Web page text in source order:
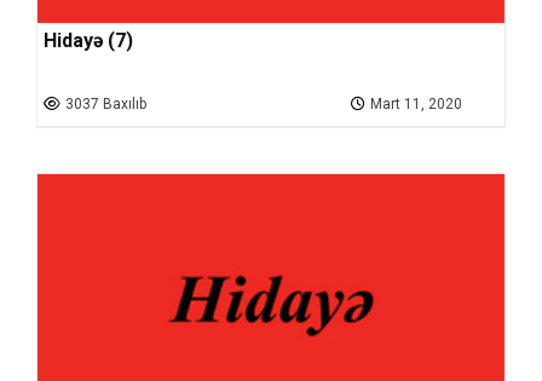
Hidayə (7)
3037 Baxılıb Mart 11, 2020